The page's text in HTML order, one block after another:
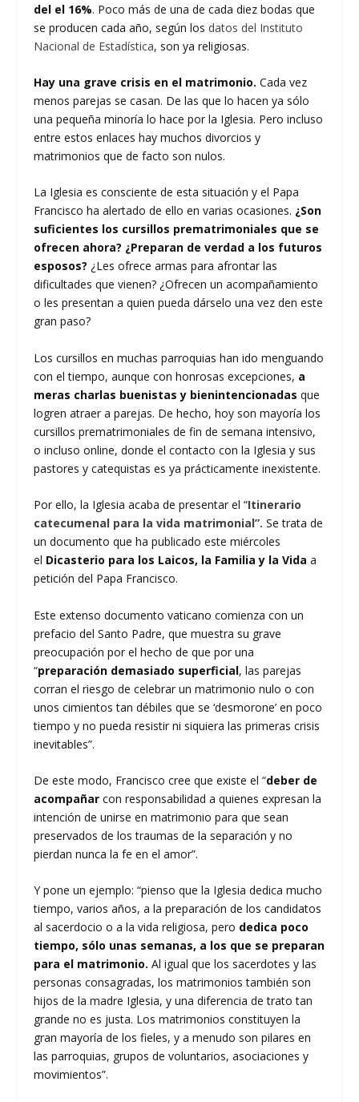
del el 16%. Poco más de una de cada diez bodas que
se producen cada año, según los datos del Instituto
Nacional de Estadística, son ya religiosas.
Hay una grave crisis en el matrimonio. Cada vez
menos parejas se casan. De las que lo hacen ya sólo
una pequeña minoría lo hace por la Iglesia. Pero incluso
entre estos enlaces hay muchos divorcios y
matrimonios que de facto son nulos.
La Iglesia es consciente de esta situación y el Papa
Francisco ha alertado de ello en varias ocasiones. ¿Son
suficientes los cursillos prematrimoniales que se
ofrecen ahora? ¿Preparan de verdad a los futuros
esposos? ¿Les ofrece armas para afrontar las
dificultades que vienen? ¿Ofrecen un acompañamiento
o les presentan a quien pueda dárselo una vez den este
gran paso?
Los cursillos en muchas parroquias han ido menguando
con el tiempo, aunque con honrosas excepciones, a
meras charlas buenistas y bienintencionadas que
logren atraer a parejas. De hecho, hoy son mayoría los
cursillos prematrimoniales de fin de semana intensivo,
o incluso online, donde el contacto con la Iglesia y sus
pastores y catequistas es ya prácticamente inexistente.
Por ello, la Iglesia acaba de presentar el “Itinerario
catecumenal para la vida matrimonial”.Se trata de
un documento que ha publicado este miércoles
el Dicasterio para los Laicos, la Familia y la Vida a
petición del Papa Francisco.
Este extenso documento vaticano comienza con un
prefacio del Santo Padre, que muestra su grave
preocupación por el hecho de que por una
“preparación demasiado superficial, las parejas
corran el riesgo de celebrar un matrimonio nulo o con
unos cimientos tan débiles que se ‘desmorone’ en poco
tiempo y no pueda resistir ni siquiera las primeras crisis
inevitables”.
De este modo, Francisco cree que existe el “deber de
acompañar con responsabilidad a quienes expresan la
intención de unirse en matrimonio para que sean
preservados de los traumas de la separación y no
pierdan nunca la fe en el amor”.
Y pone un ejemplo: “pienso que la Iglesia dedica mucho
tiempo, varios años, a la preparación de los candidatos
al sacerdocio o a la vida religiosa, pero dedica poco
tiempo, sólo unas semanas, a los que se preparan
para el matrimonio. Al igual que los sacerdotes y las
personas consagradas, los matrimonios también son
hijos de la madre Iglesia, y una diferencia de trato tan
grande no es justa. Los matrimonios constituyen la
gran mayoría de los fieles, y a menudo son pilares en
las parroquias, grupos de voluntarios, asociaciones y
movimientos”.